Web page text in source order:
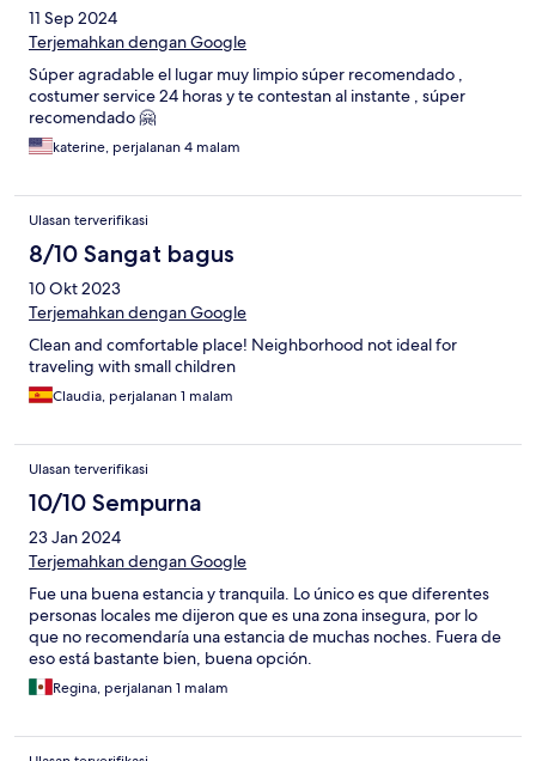
11 Sep 2024
Terjemahkan dengan Google
Súper agradable el lugar muy limpio súper recomendado ,
costumer service 24 horas y te contestan al instante , súper
recomendado 🤗
katerine, perjalanan 4 malam
Ulasan terverifikasi
8/10 Sangat bagus
10 Okt 2023
Terjemahkan dengan Google
Clean and comfortable place! Neighborhood not ideal for
traveling with small children
Claudia, perjalanan 1 malam
Ulasan terverifikasi
10/10 Sempurna
23 Jan 2024
Terjemahkan dengan Google
Fue una buena estancia y tranquila. Lo único es que diferentes
personas locales me dijeron que es una zona insegura, por lo
que no recomendaría una estancia de muchas noches. Fuera de
eso está bastante bien, buena opción.
Regina, perjalanan 1 malam